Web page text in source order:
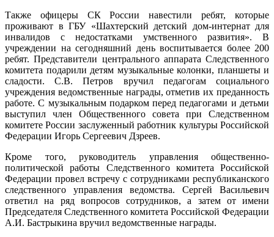
Также офицеры СК России навестили ребят, которые
проживают в ГБУ «Шахтерский детский дом-интернат для
инвалидов с недостатками умственного развития». В
учреждении на сегодняшний день воспитывается более 200
ребят. Представители центрального аппарата Следственного
комитета подарили детям музыкальные колонки, планшеты и
сладости. С.В. Петров вручил педагогам социального
учреждения ведомственные награды, отметив их преданность
работе. С музыкальным подарком перед педагогами и детьми
выступил член Общественного совета при Следственном
комитете России заслуженный работник культуры Российской
Федерации Игорь Сергеевич Дзреев.
Кроме того, руководитель управления общественно-
политической работы Следственного комитета Российской
Федерации провел встречу с сотрудниками республиканского
следственного управления ведомства. Сергей Васильевич
ответил на ряд вопросов сотрудников, а затем от имени
Председателя Следственного комитета Российской Федерации
А.И. Бастрыкина вручил ведомственные награды.